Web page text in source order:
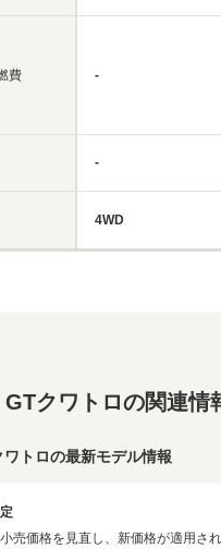
費 -
-
4WD
クワトロの関連情
トロの最新モデル情報
売価格を見直し、新価格が適用さ